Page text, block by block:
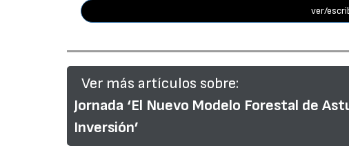
ver/
Ver más artículos sobre:
Jornada ‘El Nuevo Modelo Forestal de
Inversión’